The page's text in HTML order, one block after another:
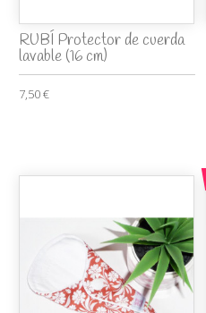
RUBÍ Protector de cuerda
lavable (16 cm)
7,50 €